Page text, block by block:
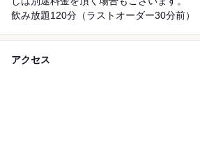
飲み放題120分（ラストオーダー30分前）
アクセス